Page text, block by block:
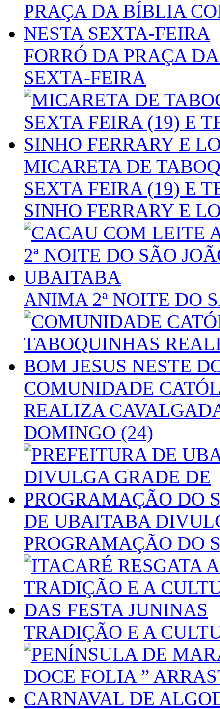
FORRÓ DA PRAÇA
SEXTA-FEIRA
MICARETA DE
SEXTA FEIRA (19) E
SINHO FERRARY E
ANIMA 2ª NOITE DO
COMUNIDADE
REALIZA
DOMINGO (24)
DE UBAITABA
PROGRAMAÇÃO DO
TRADIÇÃO E A